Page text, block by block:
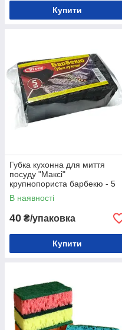
Купити
Губка кухонна для миття
посуду "Максі"
крупнопориста барбекю - 5
шт/уп / Поролонова Губка
для миття посуду
В наявності
40 ₴/упаковка
Купити